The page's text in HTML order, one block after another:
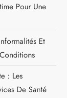
Pour Une
Et
: Les
De Santé